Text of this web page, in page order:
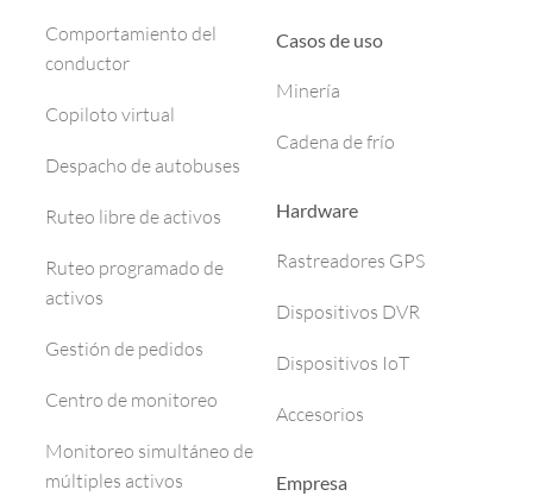
Comportamiento del
conductor
Copiloto virtual
Despacho de autobuses
Ruteo libre de activos
Ruteo programado de
activos
Gestión de pedidos
Centro de monitoreo
Monitoreo simultáneo de
múltiples activos
Casos de uso
Minería
Cadena de frío
Hardware
Rastreadores GPS
Dispositivos DVR
Dispositivos IoT
Accesorios
Empresa